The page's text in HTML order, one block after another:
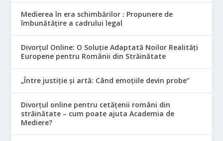
Medierea în era schimbărilor : Propunere de
îmbunătățire a cadrului legal
Divorțul Online: O Soluție Adaptată Noilor Realități
Europene pentru Românii din Străinătate
„Între justiție și artă: Când emoțiile devin probe”
Divorțul online pentru cetățenii români din
străinătate – cum poate ajuta Academia de
Mediere?